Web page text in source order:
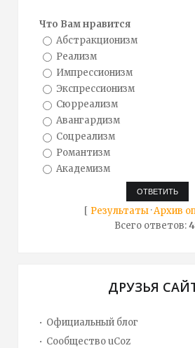
Что Вам нравится
Абстракционизм
Реализм
Импрессионизм
Экспрессионизм
Сюрреализм
Авангардизм
Соцреализм
Романтизм
Академизм
[ Результаты·Архив
Всего ответов:
ДРУЗЬЯ
Официальный блог
Сообщество uCoz